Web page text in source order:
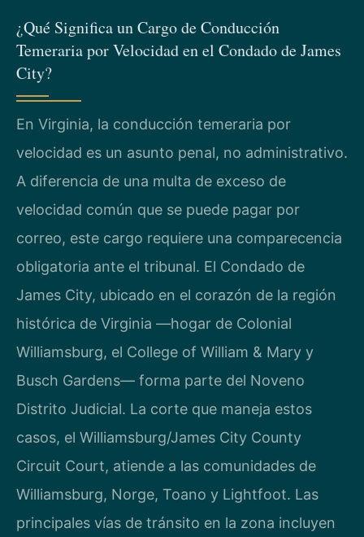
¿Qué Significa un Cargo de Conducción
Temeraria por Velocidad en el Condado de James
City?
En Virginia, la conducción temeraria por
velocidad es un asunto penal, no administrativo.
A diferencia de una multa de exceso de
velocidad común que se puede pagar por
correo, este cargo requiere una comparecencia
obligatoria ante el tribunal. El Condado de
James City, ubicado en el corazón de la región
histórica de Virginia —hogar de Colonial
Williamsburg, el College of William & Mary y
Busch Gardens— forma parte del Noveno
Distrito Judicial. La corte que maneja estos
casos, el Williamsburg/James City County
Circuit Court, atiende a las comunidades de
Williamsburg, Norge, Toano y Lightfoot. Las
principales vías de tránsito en la zona incluyen